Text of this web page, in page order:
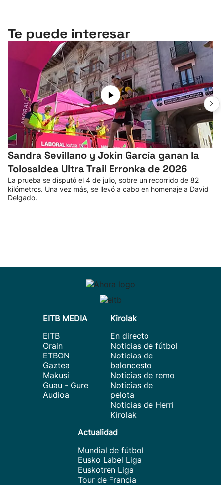
Te puede interesar
Sandra Sevillano y Jokin García ganan la
Tolosaldea Ultra Trail Erronka de 2026
La prueba se disputó el 4 de julio, sobre un recorrido de 82
kilómetros. Una vez más, se llevó a cabo en homenaje a David
Delgado.
EITB MEDIA
EITB
Orain
ETBON
Gaztea
Makusi
Guau - Gure
Audioa
Kirolak
En directo
Noticias de fútbol
Noticias de
baloncesto
Noticias de remo
Noticias de
pelota
Noticias de Herri
Kirolak
Actualidad
Mundial de fútbol
Eusko Label Liga
Euskotren Liga
Tour de Francia